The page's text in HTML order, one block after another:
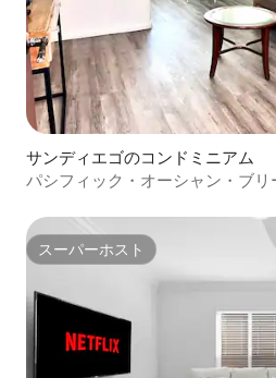
サンディエゴのコンドミニアム
パシフィック・オーシャン・ブリ
スーパーホスト
スーパーホスト